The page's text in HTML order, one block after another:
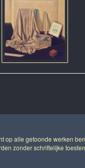
op alle getoonde werken
zonder schriftelijke